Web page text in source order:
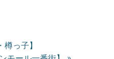
っ子】